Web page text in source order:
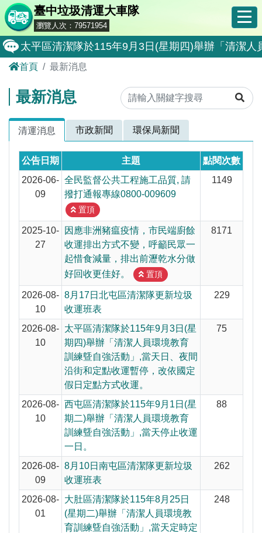
臺中垃圾清運大車隊
瀏覽人次：79571954
太平區清潔隊於115年9月3日(星期四)舉辦「清潔
8月17日北屯區清潔隊更新垃圾收運班表
8月10日南屯區清潔隊更新垃圾收運班表
大肚區清潔隊於115年8月25日(星期二)舉辦「清潔
北屯區清潔隊於115年8月11日(星期二)舉辦「清潔
外埔區清潔隊於115年8月18日(星期二)舉辦「清潔
石岡區清潔隊於115年8月18日(星期二)舉辦「清
東勢區清潔隊於115年8月18日(星期二)舉辦「清潔
全民監督公共工程施工品質, 請撥打通報專線0800-
防堵非洲豬瘟總動員，因應非洲豬瘟疫情，市民
因應非洲豬瘟疫情，市民端廚餘收運排出方式不變
西屯區清潔隊於115年9月1日(星期二)舉辦「清潔
首頁 最新消息
最新消息
清運消息 市政新聞 環保局新聞
公告日期 主題
點閱次數
2026-06-
09
全民監督公共工程施工品質, 請
撥打通報專線0800-009609
置頂
1149
2025-10-
27
因應非洲豬瘟疫情，市民端廚餘
收運排出方式不變，呼籲民眾一
起惜食減量，排出前瀝乾水分做
好回收更佳好。
置頂
8171
2026-08-
10
8月17日北屯區清潔隊更新垃圾
收運班表
229
2026-08-
10
太平區清潔隊於115年9月3日(星
期四)舉辦「清潔人員環境教育
訓練曁自強活動」,當天日、夜間
沿街和定點收運暫停，改依國定
假日定點方式收運。
75
2026-08-
10
西屯區清潔隊於115年9月1日(星
期二)舉辦「清潔人員環境教育
訓練曁自強活動」,當天停止收運
一日。
88
2026-08-
09
8月10日南屯區清潔隊更新垃圾
收運班表
262
2026-08-
01
大肚區清潔隊於115年8月25日
(星期二)舉辦「清潔人員環境教
育訓練曁自強活動」,當天定時定
248